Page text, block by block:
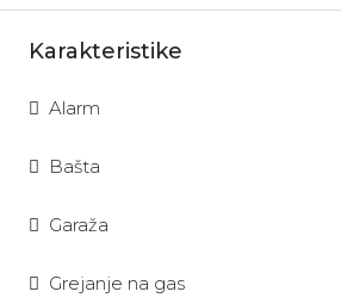
Karakteristike
Alarm
Bašta
Garaža
Grejanje na gas